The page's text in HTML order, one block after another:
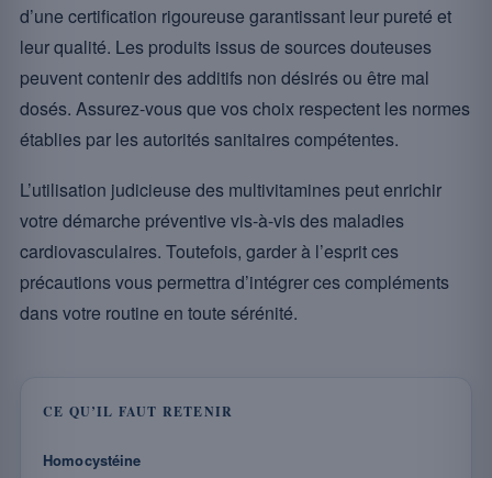
d’une certification rigoureuse garantissant leur pureté et
leur qualité. Les produits issus de sources douteuses
peuvent contenir des additifs non désirés ou être mal
dosés. Assurez-vous que vos choix respectent les normes
établies par les autorités sanitaires compétentes.
L’utilisation judicieuse des multivitamines peut enrichir
votre démarche préventive vis-à-vis des maladies
cardiovasculaires. Toutefois, garder à l’esprit ces
précautions vous permettra d’intégrer ces compléments
dans votre routine en toute sérénité.
CE QU’IL FAUT RETENIR
Homocystéine